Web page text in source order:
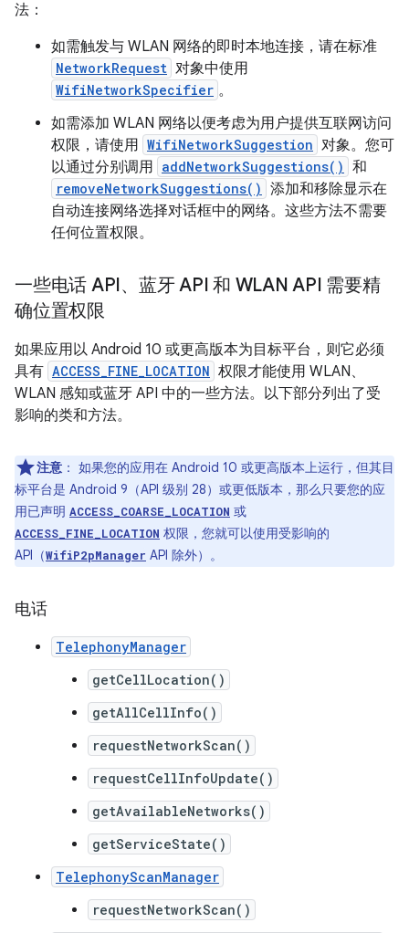
法：
如需触发与 WLAN 网络的即时本地连接，请在标准
NetworkRequest 对象中使用
WifiNetworkSpecifier 。
如需添加 WLAN 网络以便考虑为用户提供互联网访问
权限，请使用 WifiNetworkSuggestion 对象。您可
以通过分别调用 addNetworkSuggestions() 和
removeNetworkSuggestions() 添加和移除显示在
自动连接网络选择对话框中的网络。这些方法不需要
任何位置权限。
一些电话 API、蓝牙 API 和 WLAN API 需要精
确位置权限
如果应用以 Android 10 或更高版本为目标平台，则它必须
具有 ACCESS_FINE_LOCATION 权限才能使用 WLAN、
WLAN 感知或蓝牙 API 中的一些方法。以下部分列出了受
影响的类和方法。
注意 ： 如果您的应用在 Android 10 或更高版本上运行，但其目
标平台是 Android 9（API 级别 28）或更低版本，那么只要您的应
用已声明 ACCESS_COARSE_LOCATION 或
ACCESS_FINE_LOCATION 权限，您就可以使用受影响的
API（WifiP2pManager API 除外）。
电话
TelephonyManager
getCellLocation()
getAllCellInfo()
requestNetworkScan()
requestCellInfoUpdate()
getAvailableNetworks()
getServiceState()
TelephonyScanManager
requestNetworkScan()